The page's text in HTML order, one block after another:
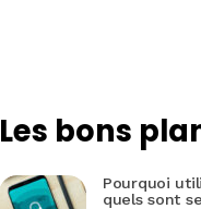
Les bons
Pourquoi
quels sont